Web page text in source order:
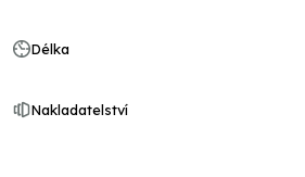
Délka
Nakladatelství